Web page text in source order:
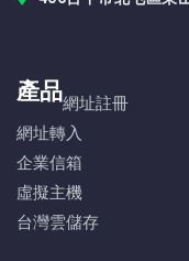
產品網址註冊
網址轉入
企業信箱
虛擬主機
台灣雲儲存